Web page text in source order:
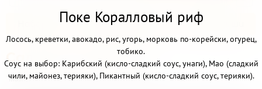
Личный кабинет
Франшиза
От Бренд Шефа Роллы и суши
Салаты и Горячее
Главная> Салаты и Горячее> Салаты и Горячее
Поке Коралловый риф
Лосось, креветки, авокадо, рис, угорь, морковь по-корейски, огурец,
тобико.
Соус на выбор: Карибский (кисло-сладкий соус, унаги), Мао (сладкий
чили, майонез, терияки), Пикантный (кисло-сладкий соус, терияки).